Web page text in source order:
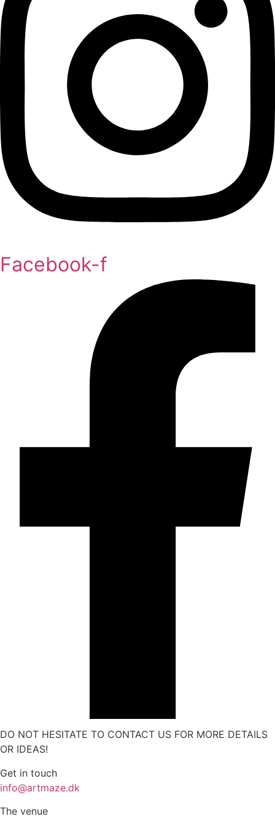
Facebook-f
DO NOT HESITATE TO CONTACT US FOR MORE DETAILS
OR IDEAS!
Get in touch
info@artmaze.dk
The venue